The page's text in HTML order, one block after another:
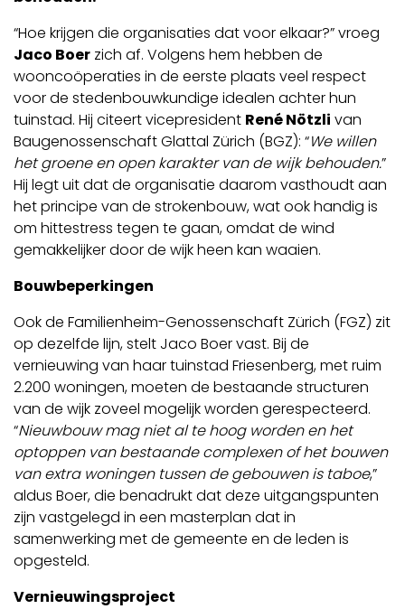
“Hoe krijgen die organisaties dat voor elkaar?” vroeg
Jaco Boer zich af. Volgens hem hebben de
wooncoöperaties in de eerste plaats veel respect
voor de stedenbouwkundige idealen achter hun
tuinstad. Hij citeert vicepresident René Nötzli van
Baugenossenschaft Glattal Zürich (BGZ): “We willen
het groene en open karakter van de wijk behouden.”
Hij legt uit dat de organisatie daarom vasthoudt aan
het principe van de strokenbouw, wat ook handig is
om hittestress tegen te gaan, omdat de wind
gemakkelijker door de wijk heen kan waaien.
Bouwbeperkingen
Ook de Familienheim-Genossenschaft Zürich (FGZ) zit
op dezelfde lijn, stelt Jaco Boer vast. Bij de
vernieuwing van haar tuinstad Friesenberg, met ruim
2.200 woningen, moeten de bestaande structuren
van de wijk zoveel mogelijk worden gerespecteerd.
“Nieuwbouw mag niet al te hoog worden en het
optoppen van bestaande complexen of het bouwen
van extra woningen tussen de gebouwen is taboe,”
aldus Boer, die benadrukt dat deze uitgangspunten
zijn vastgelegd in een masterplan dat in
samenwerking met de gemeente en de leden is
opgesteld.
Vernieuwingsproject